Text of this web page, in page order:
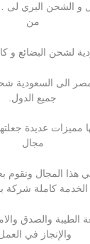
و الشحن البري
من
لشحن البضائع و
الى السعودية
جميع الدول.
عديدة
مجال
هذا المجال ونقوم
الخدمة كاملة شركة
والصدق
والإنجاز في